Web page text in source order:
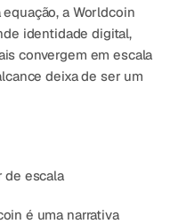
a Worldcoin
identidade digital,
convergem em escala
deixa de ser um
de escala
é uma narrativa